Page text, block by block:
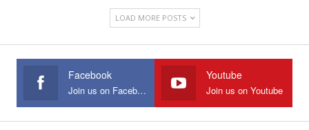
LOAD MORE POSTS
Facebook
Join us on Facebook
Youtube
Join us on Youtube